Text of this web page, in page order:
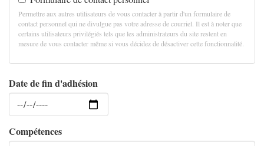
Permettre aux autres utilisateurs de vous contacter à partir d'un formulaire de
contact personnel qui ne divulgue pas votre adresse de courriel. Il est à noter que
certains utilisateurs privilégiés tels que les administrateurs du site restent en
mesure de vous contacter même si vous décidez de désactiver cette fonctionnalité.
Date de fin d'adhésion
Date
Compétences